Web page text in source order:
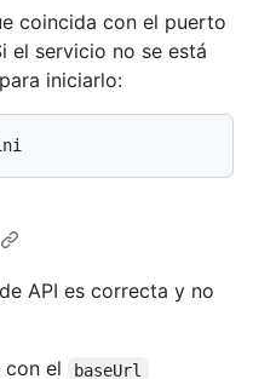
coincida con el puerto
el servicio no se está
iniciarlo:
API es correcta y no
con el
baseUrl